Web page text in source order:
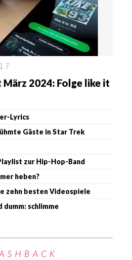
2024: Folge like it
Lyrics
Gäste in Star Trek
zur Hip-Hop-Band
heben?
zehn besten Videospiele
schlimme